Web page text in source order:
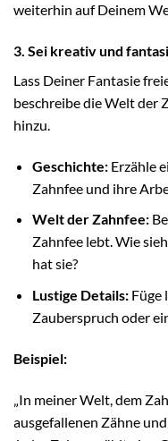
weiterhin auf Deinem
3. Sei kreativ und
Lass Deiner Fantasie
beschreibe die Welt der
hinzu.
Geschichte:Erzähle
Zahnfee und ihre
Welt der Zahnfee:
Zahnfee lebt. Wie
hat sie?
Lustige Details:Füge
Zauberspruch oder
Beispiel:
„In meiner Welt, dem
ausgefallenen Zähne